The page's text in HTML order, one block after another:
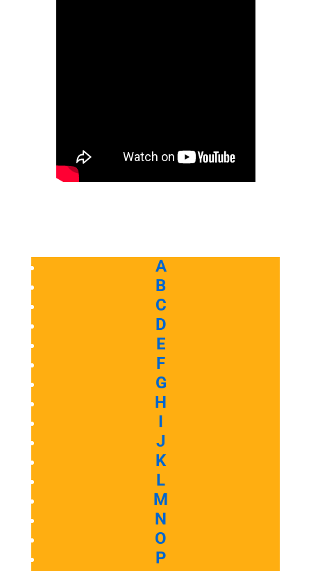
A
B
C
D
E
F
G
H
I
J
K
L
M
N
O
P